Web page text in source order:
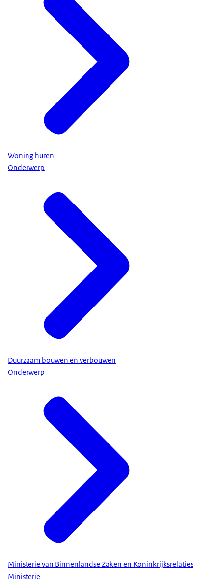
Woning huren
Onderwerp
Duurzaam bouwen en verbouwen
Onderwerp
Ministerie van Binnenlandse Zaken en Koninkrijksrelaties
Ministerie